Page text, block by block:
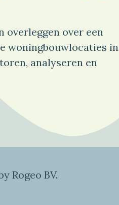
overleggen over een
woningbouwlocaties in
analyseren en
Rogeo BV.